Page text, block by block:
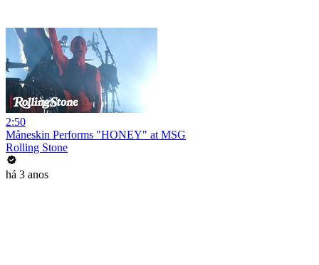
2:50
Måneskin Performs "HONEY" at MSG
Rolling Stone
há 3 anos